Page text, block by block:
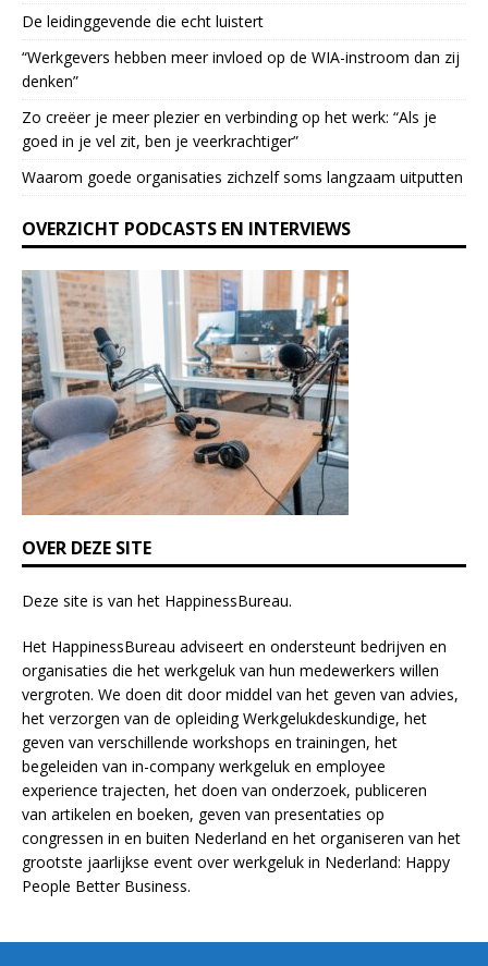
e
a
s
e
l
a
v
t
h
i
s
f
i
e
l
d
b
l
a
n
k
.
De leidinggevende die echt luistert
“Werkgevers hebben meer invloed op de WIA-instroom dan zij
denken”
Zo creëer je meer plezier en verbinding op het werk: “Als je
goed in je vel zit, ben je veerkrach­tiger”
Waarom goede organisaties zichzelf soms langzaam uitputten
OVERZICHT PODCASTS EN INTERVIEWS
OVER DEZE SITE
Deze site is van het HappinessBureau.
Het HappinessBureau adviseert en ondersteunt bedrijven en
organisaties die het werkgeluk van hun medewerkers willen
vergroten. We doen dit door middel van het geven van advies,
het verzorgen van de opleidingWerkgelukdeskundige, het
geven van verschillende workshops en trainingen, het
begeleiden van in-company werkgeluk en employee
experiencetrajecten, het doen van onderzoek, publiceren
van artikelen en boeken, geven van presentaties op
congressen in en buiten Nederland en het organiseren van het
grootste jaarlijkse event over werkgeluk in Nederland: Happy
People Better Business.